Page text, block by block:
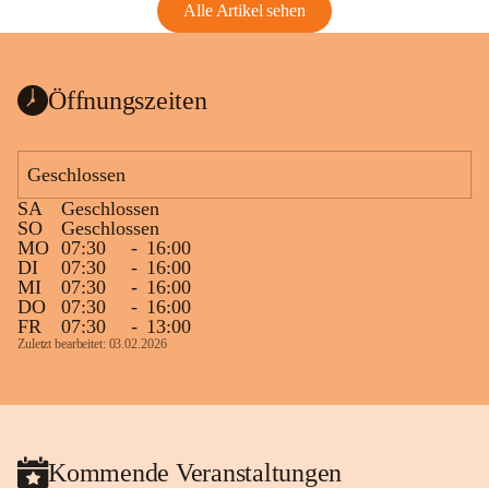
Alle Artikel sehen
Öffnungszeiten
Geschlossen
SA
Geschlossen
SO
Geschlossen
MO 07:30 - 16:00
DI
07:30 - 16:00
MI
07:30 - 16:00
DO
07:30 - 16:00
FR
07:30 - 13:00
Zuletzt bearbeitet: 03.02.2026
Kommende Veranstaltungen